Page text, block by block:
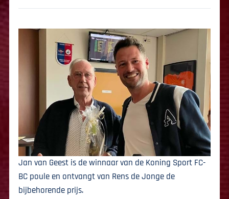
Jan van Geest is de winnaar van de Koning Sport FC-
BC poule en ontvangt van Rens de Jonge de
bijbehorende prijs.